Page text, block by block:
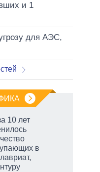
и 1
для АЭС,
10 лет
в